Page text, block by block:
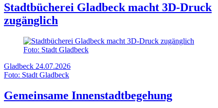
Stadtbücherei Gladbeck macht 3D-Druck
zugänglich
Foto: Stadt Gladbeck
Gladbeck 24.07.2026
Foto: Stadt Gladbeck
Gemeinsame Innenstadtbegehung